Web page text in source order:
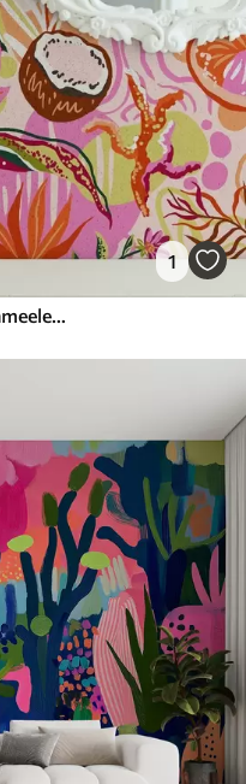
1
Eksootilised puuviljad, lehed ja kameeleonid troopilises stiilis